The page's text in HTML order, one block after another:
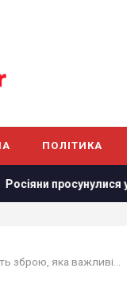
ПОЛІТИКА
Часовому Яру, -